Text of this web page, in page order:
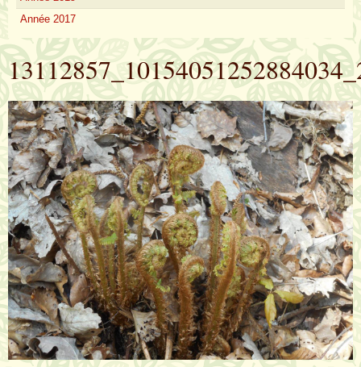
Année 2017